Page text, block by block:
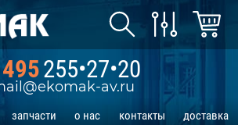
255•27•20
av.ru
запчасти о нас контакты доставка